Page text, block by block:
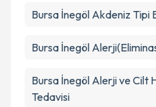
Bursa İnegöl Akdeniz Tipi
Bursa İnegöl
Bursa İnegöl Alerji ve Cilt
Tedavisi